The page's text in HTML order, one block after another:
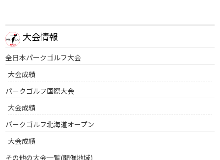
大会情報
全日本パークゴルフ大会
大会成績
パークゴルフ国際大会
大会成績
パークゴルフ北海道オープン
大会成績
その他の大会一覧(開催地域)